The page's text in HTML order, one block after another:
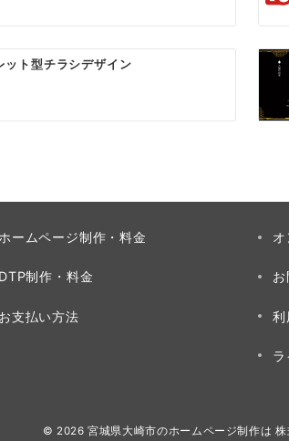
ット型チラシデザイン
ホームページ制作・料金
DTP制作・料金
お支払い方法 利
ラ
© 2026宮城県大崎市のホームページ制作は